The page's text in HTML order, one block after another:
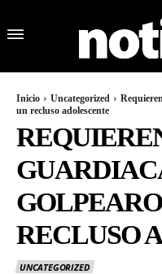
Inicio Uncategorized
un recluso adolescente
RECLUSO
UNCATEGORIZED